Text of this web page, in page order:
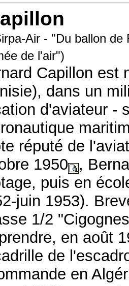
Air - "Du ballon de
de l'air")
Capillon est
dans un
d'aviateur -
réputé de
1950
,
puis en
juin 1953).
1/2
en août
de
en